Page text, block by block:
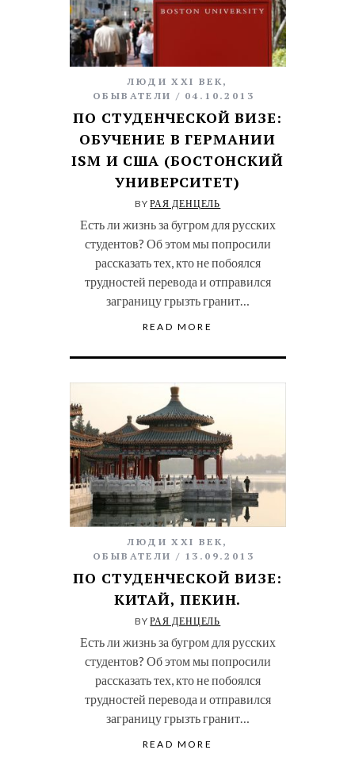
ЛЮДИ XXI ВЕК ,
ОБЫВАТЕЛИ
04.10.2013
ПО СТУДЕНЧЕСКОЙ ВИЗЕ:
ОБУЧЕНИЕ В ГЕРМАНИИ
ISM И США (БОСТОНСКИЙ
УНИВЕРСИТЕТ)
BYРАЯ ДЕНЦЕЛЬ
Есть ли жизнь за бугром для русских
студентов? Об этом мы попросили
рассказать тех, кто не побоялся
трудностей перевода и отправился
заграницу грызть гранит…
READ MORE
ЛЮДИ XXI ВЕК ,
ОБЫВАТЕЛИ
13.09.2013
ПО СТУДЕНЧЕСКОЙ ВИЗЕ:
КИТАЙ, ПЕКИН.
BYРАЯ ДЕНЦЕЛЬ
Есть ли жизнь за бугром для русских
студентов? Об этом мы попросили
рассказать тех, кто не побоялся
трудностей перевода и отправился
заграницу грызть гранит…
READ MORE